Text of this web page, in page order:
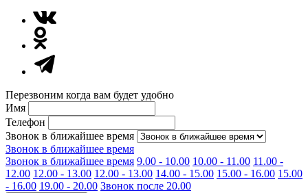
Перезвоним когда вам будет удобно
Имя
Телефон
Звонок в ближайшее время
Звонок в ближайшее время
Звонок в ближайшее время 9.00 - 10.00 10.00 - 11.00 11.00 -
12.00 12.00 - 13.00 12.00 - 13.00 14.00 - 15.00 15.00 - 16.00 15.00
- 16.00 19.00 - 20.00 Звонок после 20.00